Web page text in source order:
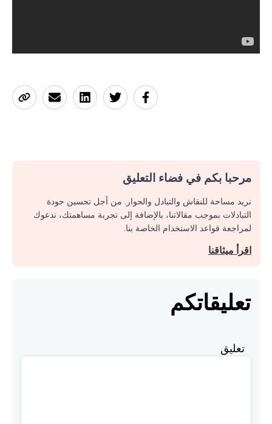
مرحبا بكم في فضاء التعليق
نريد مساحة للنقاش والتبادل والحوار. من أجل تحسين جودة
التبادلات بموجب مقالاتنا، بالإضافة إلى تجربة مساهمتك، ندعوك
لمراجعة قواعد الاستخدام الخاصة بنا.
اقرأ ميثاقنا
تعليقاتكم
تعليق